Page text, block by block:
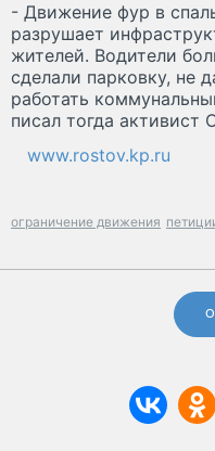
- Движение фур в
разрушает
жителей. Водители
сделали парковку, не
работать
писал тогда активист
www.rostov.kp.ru
ограничение движения